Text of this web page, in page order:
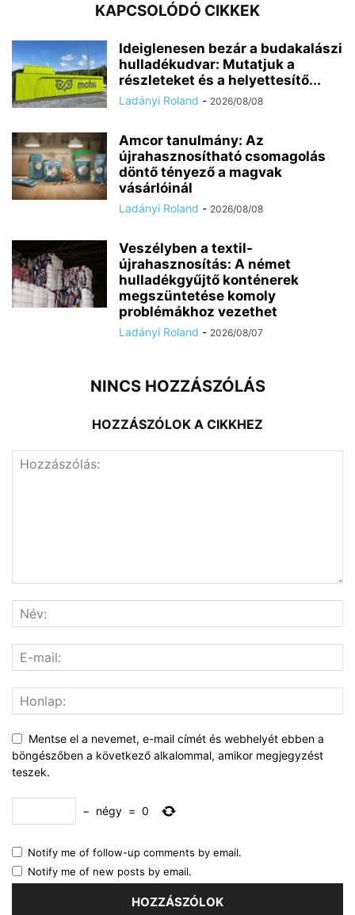
KAPCSOLÓDÓ CIKKEK
Ideiglenesen bezár a budakalászi
hulladékudvar: Mutatjuk a
részleteket és a helyettesítő...
Ladányi Roland - 2026/08/08
Amcor tanulmány: Az
újrahasznosítható csomagolás
döntő tényező a magvak
vásárlóinál
Ladányi Roland - 2026/08/08
Veszélyben a textil-
újrahasznosítás: A német
hulladékgyűjtő konténerek
megszüntetése komoly
problémákhoz vezethet
Ladányi Roland - 2026/08/07
NINCS HOZZÁSZÓLÁS
HOZZÁSZÓLOK A CIKKHEZ
Mentse el a nevemet, e-mail címét és webhelyét ebben a
böngészőben a következő alkalommal, amikor megjegyzést
teszek.
− négy = 0
Notify me of follow-up comments by email.
Notify me of new posts by email.